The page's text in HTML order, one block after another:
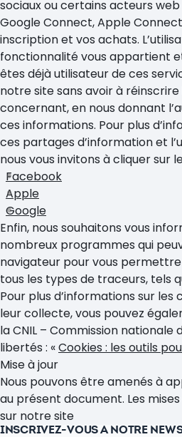
sociaux ou certains acteurs
Google Connect, Apple
inscription et vos achats.
fonctionnalité vous appartient
êtes déjà utilisateur de ces
notre site sans avoir à
concernant, en nous donnant
ces informations. Pour plus
ces partages d’information et
nous vous invitons à cliquer sur
Facebook
Apple
Google
Enfin, nous souhaitons vous
nombreux programmes qui
navigateur pour vous
tous les types de traceurs, tels
Pour plus d’informations sur
leur collecte, vous pouvez
la CNIL – Commission nationale
libertés : «Cookies : les outils
Mise à jour
Nous pouvons être amenés à
au présent document. Les
sur notre site
INSCRIVEZ-VOUS À NOTRE